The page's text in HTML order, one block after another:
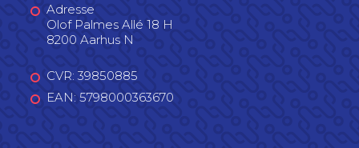
Adresse
Olof Palmes Allé 18 H
8200 Aarhus N
CVR: 39850885
EAN: 5798000363670